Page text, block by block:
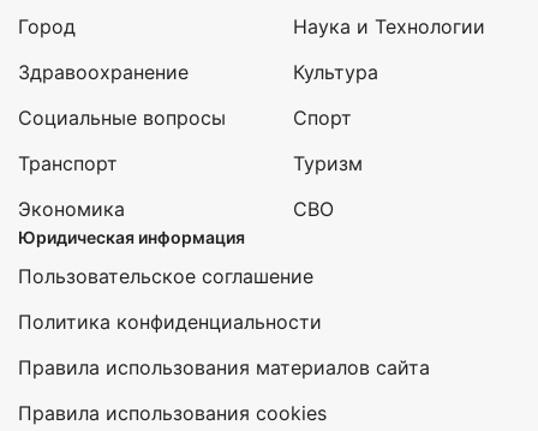
Город
Здравоохранение
Социальные вопросы
Транспорт
Экономика
Наука и Технологии
Культура
Спорт
Туризм
СВО
Юридическая информация
Пользовательское соглашение
Политика конфиденциальности
Правила использования материалов сайта
Правила использования cookies